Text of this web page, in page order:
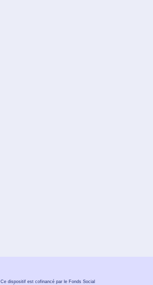
Ce dispositif est cofinancé par le Fonds Social